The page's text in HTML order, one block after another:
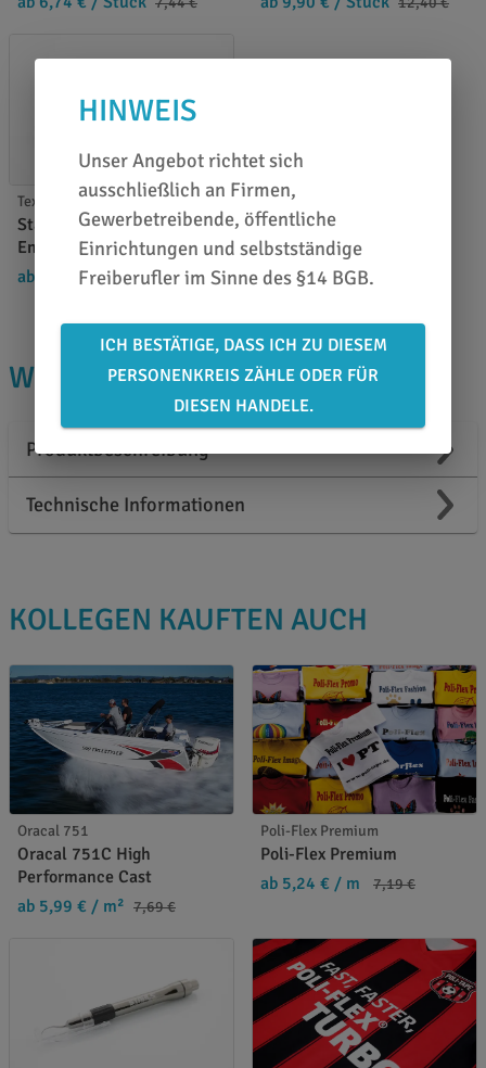
Textildruck Tools
Stahls LED Weeder -
Entgitterungshilfe
ab 17,50 €/ Stück 19,00 €
WISSENSWERTES
Produktbeschreibung
Technische Informationen
KOLLEGEN KAUFTEN AUCH
Oracal 751
Oracal 751C High
Performance Cast
ab 5,99 € / m² 7,69 €
Poli-Flex Premium
Poli-Flex Premium
ab 5,24 € / m 7,19 €
HINWEIS
Unser Angebot richtet sich
ausschließlich an Firmen,
Gewerbetreibende, öffentliche
Einrichtungen und selbstständige
Freiberufler im Sinne des §14 BGB.
ICH BESTÄTIGE, DASS ICH ZU DIESEM
PERSONENKREIS ZÄHLE ODER FÜR
DIESEN HANDELE.